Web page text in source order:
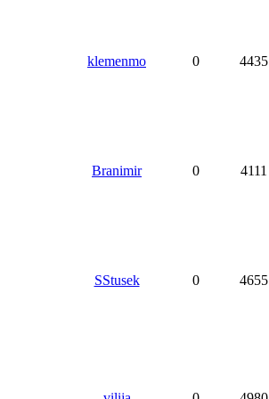
klemenmo 0 4435
Branimir 0 4111
SStusek 0 4655